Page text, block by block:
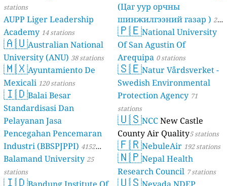
stations
AUPP Liger Leadership
Academy 14 stations
🇦🇺Australian National
University (ANU) 38 stations
🇲🇽Ayuntamiento De
Mexicali 120 stations
🇮🇩Balai Besar
Standardisasi Dan
Pelayanan Jasa
Pencegahan Pencemaran
Industri (BBSPJPPI) 4152
stations
Balamand University25
stations
🇮🇩
(Цаг уур орчны
шинжилгээний газар ) 21
stations
🇵🇪National University
Of San Agustin Of
Arequipa 0 stations
🇸🇪Natur Vårdsverket -
Swedish Environmental
Protection Agency 71
stations
🇺🇸NCCNew Castle
County Air Quality5 stations
🇫🇷NebuleAir 192 stations
🇳🇵Nepal Health
Research Council 7 stations
🇺🇸